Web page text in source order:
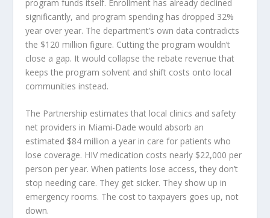
program funds itself. Enrollment has already declined
significantly, and program spending has dropped 32%
year over year. The department’s own data contradicts
the $120 million figure. Cutting the program wouldn’t
close a gap. It would collapse the rebate revenue that
keeps the program solvent and shift costs onto local
communities instead.
The Partnership estimates that local clinics and safety
net providers in Miami-Dade would absorb an
estimated $84 million a year in care for patients who
lose coverage. HIV medication costs nearly $22,000 per
person per year. When patients lose access, they don’t
stop needing care. They get sicker. They show up in
emergency rooms. The cost to taxpayers goes up, not
down.